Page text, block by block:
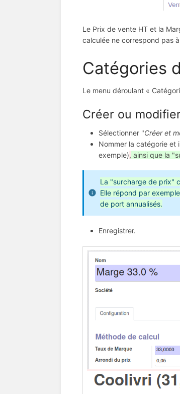
Le Prix de vente HT et la
calculée ne correspond pas
Catégories
Le menu déroulant «
Créer ou
Sélectionner "Créer et
Nommer la catégorie et
exemple), ainsi que la
La "surcharge de prix"
Elle répond par
de port annualisés.
Enregistrer.